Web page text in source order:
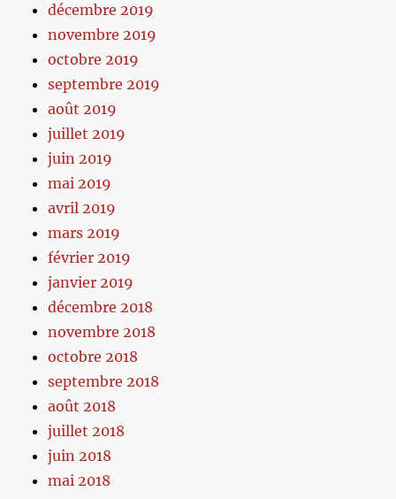
décembre 2019
novembre 2019
octobre 2019
septembre 2019
août 2019
juillet 2019
juin 2019
mai 2019
avril 2019
mars 2019
février 2019
janvier 2019
décembre 2018
novembre 2018
octobre 2018
septembre 2018
août 2018
juillet 2018
juin 2018
mai 2018